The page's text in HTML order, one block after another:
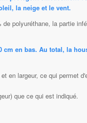
la neige et le vent.
polyuréthane, la partie
en bas. Au total, la
en largeur, ce qui permet
que ce qui est indiqué.